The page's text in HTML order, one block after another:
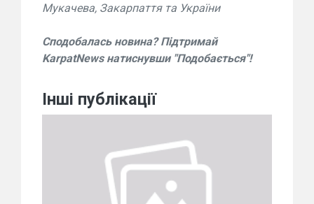
Мукачева, Закарпаття та України
Сподобалась новина? Підтримай
KarpatNews натиснувши "Подобається"!
Інші публікації